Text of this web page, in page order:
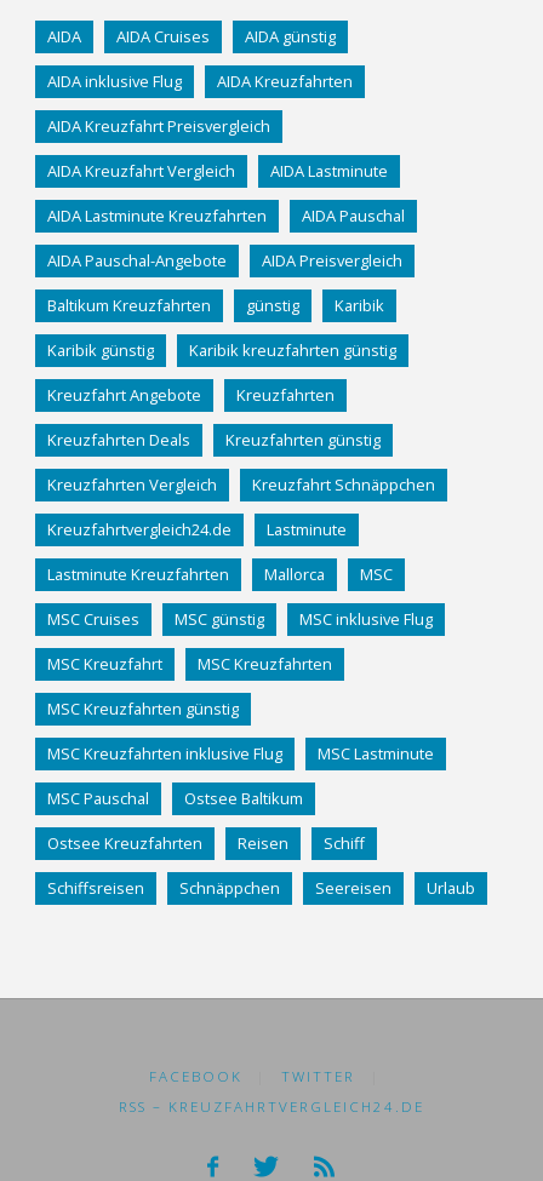
AIDA AIDA Cruises AIDA günstig
AIDA inklusive Flug AIDA Kreuzfahrten
AIDA Kreuzfahrt Preisvergleich
AIDA Kreuzfahrt Vergleich AIDA Lastminute
AIDA Lastminute Kreuzfahrten AIDA Pauschal
AIDA Pauschal-Angebote AIDA Preisvergleich
Baltikum Kreuzfahrten günstig Karibik
Karibik günstig Karibik kreuzfahrten günstig
Kreuzfahrt Angebote Kreuzfahrten
Kreuzfahrten Deals Kreuzfahrten günstig
Kreuzfahrten Vergleich Kreuzfahrt Schnäppchen
Kreuzfahrtvergleich24.de Lastminute
Lastminute Kreuzfahrten Mallorca MSC
MSC Cruises MSC günstig MSC inklusive Flug
MSC Kreuzfahrt MSC Kreuzfahrten
MSC Kreuzfahrten günstig
MSC Kreuzfahrten inklusive Flug MSC Lastminute
MSC Pauschal Ostsee Baltikum
Ostsee Kreuzfahrten Reisen Schiff
Schiffsreisen Schnäppchen Seereisen Urlaub
FACEBOOK TWITTER
RSS – KREUZFAHRTVERGLEICH24.DE